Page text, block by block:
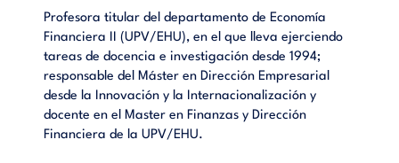
Profesora titular del departamento de Economía
Financiera II (UPV/EHU), en el que lleva ejerciendo
tareas de docencia e investigación desde 1994;
responsable del Máster en Dirección Empresarial
desde la Innovación y la Internacionalización y
docente en el Master en Finanzas y Dirección
Financiera de la UPV/EHU.